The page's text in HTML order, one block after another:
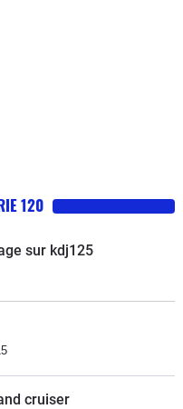
120
sur kdj125
cruiser